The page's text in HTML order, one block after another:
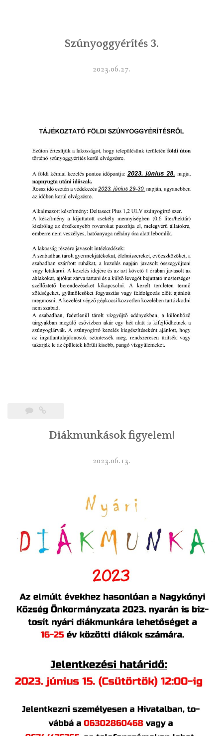
INFORMÁCIÓK
TELEPÜLÉSIKÉPVISELŐI VAGYONNYILATKOZATOK – 2026.
ROMA NEMZETISÉGI ÖNKORMÁNYZATI KÉPVISELŐK
VAGYONNYILATKOZATA – 2026. ÉV
Szúnyoggyérítés 3.
2023.06.27.
Diákmunkások figyelem!
2023.06.13.